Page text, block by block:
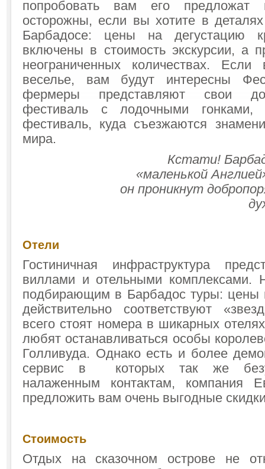
попробовать вам его предложат
осторожны, если вы хотите в
Барбадосе: цены на дегустацию
включены в стоимость экскурсии, а
неограниченных количествах.
веселье, вам будут интересны
фермеры представляют свои
фестиваль с лодочными
фестиваль, куда съезжаются
мира.
Кстати!
«маленькой
он проникнут
Отели
Гостиничная инфраструктура
виллами и отельными комплексами.
подбирающим в Барбадос туры: цены
действительно соответствуют
всего стоят номера в шикарных
любят останавливаться особы
Голливуда. Однако есть и более
сервис в которых так же
налаженным контактам, компания
предложить вам очень выгодные
Стоимость
Отдых на сказочном острове не